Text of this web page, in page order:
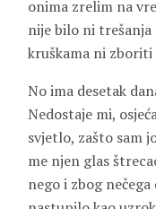
onima zrelim na
nije bilo ni
kruškama ni zboriti
No ima desetak
Nedostaje mi,
svjetlo, zašto sam
me njen glas
nego i zbog